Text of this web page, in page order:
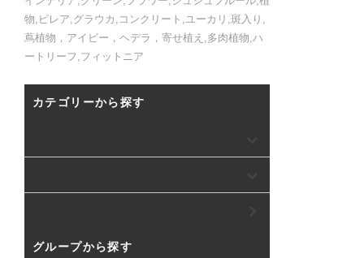
物,ピレア,グラウカ,コンクリート,ユーカリ,斑入り,
蔦植物，アイビー，ヘデラ，寄せ植え,多肉植物,ハ
ートリーフ,フィットニア
カテゴリーから探す
グループから探す